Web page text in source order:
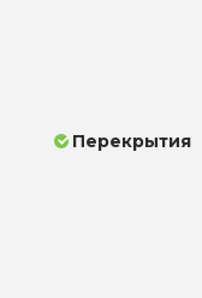
Перекрытия